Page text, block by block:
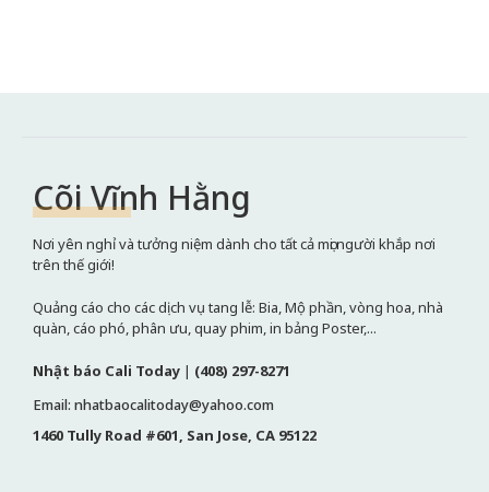
Cõi Vĩnh Hằng
Nơi yên nghỉ và tưởng niệm dành cho tất cả mọi người khắp nơi
trên thế giới!
Quảng cáo cho các dịch vụ tang lễ: Bia, Mộ phần, vòng hoa, nhà
quàn, cáo phó, phân ưu, quay phim, in bảng Poster,...
Nhật báo Cali Today | (408) 297-8271
Email: nhatbaocalitoday@yahoo.com
1460 Tully Road #601, San Jose, CA 95122